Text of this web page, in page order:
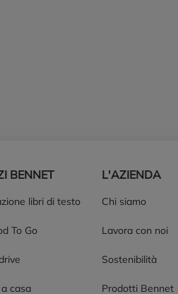
BENNET
libri di testo
To Go
casa
L'AZIENDA
Chi siamo
Lavora con noi
Sostenibilità
Prodotti Bennet